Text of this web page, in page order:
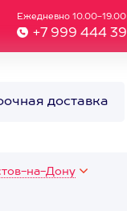
Ежедневно 10.00-19.00
+7 999 444
доставка
на-Дону